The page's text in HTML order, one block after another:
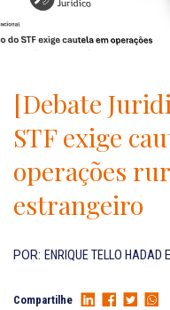
TRAJETÓRIA
INCLUSÃO E
PRÊMIOS
NOSSA EQUIPE
ÁREAS DE ATUAÇÃO
PROFISSIONAIS
CARREIRA
Localização
EN-US
[Debate
STF exige
operações
estrangeiro
POR: ENRIQUE TELLO HADAD
Compartilhe